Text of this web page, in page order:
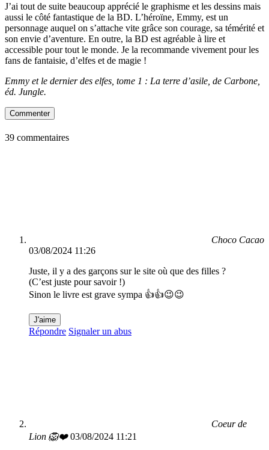
J’ai tout de suite beaucoup apprécié le graphisme et les dessins mais
aussi le côté fantastique de la BD. L’héroïne, Emmy, est un
personnage auquel on s’attache vite grâce son courage, sa témérité et
son envie d’aventure. En outre, la BD est agréable à lire et
accessible pour tout le monde. Je la recommande vivement pour les
fans de fantaisie, d’elfes et de magie !
Emmy et le dernier des elfes, tome 1 : La terre d’asile, de Carbone,
éd. Jungle.
Commenter
39 commentaires
Choco Cacao
03/08/2024 11:26
Juste, il y a des garçons sur le site où que des filles ?
(C’est juste pour savoir !)
Sinon le livre est grave sympa 👍👍😉😉
J'aime
Répondre Signaler un abus
Coeur de
Lion 🦁❤️ 03/08/2024 11:21